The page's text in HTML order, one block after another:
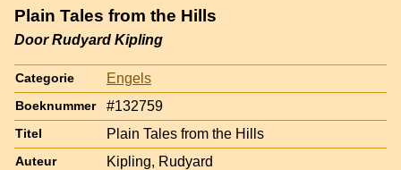
Plain Tales from the Hills
Door Rudyard Kipling
Categorie Engels
Boeknummer #132759
Titel Plain Tales from the Hills
Auteur Kipling, Rudyard